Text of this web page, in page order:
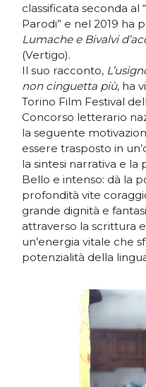
classificata seconda al
Parodi” e nel 2019 ha
Lumache e Bivalvi
(Vertigo).
Il suo racconto,
non cinguetta più, ha
Torino Film Festival
Concorso letterario
la seguente
essere trasposto in
la sintesi narrativa e
Bello e intenso: dà la
profondità vite
grande dignità e
attraverso la scrittura
un’energia vitale che
potenzialità della